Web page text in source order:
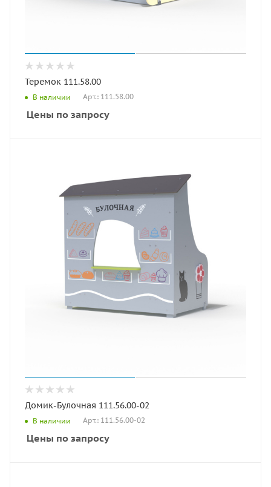
Теремок 111.58.00
В наличии Арт.: 111.58.00
Цены по запросу
Домик-Булочная 111.56.00-02
В наличии Арт.: 111.56.00-02
Цены по запросу